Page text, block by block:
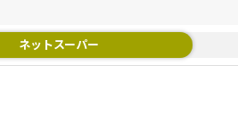
ネットスーパー